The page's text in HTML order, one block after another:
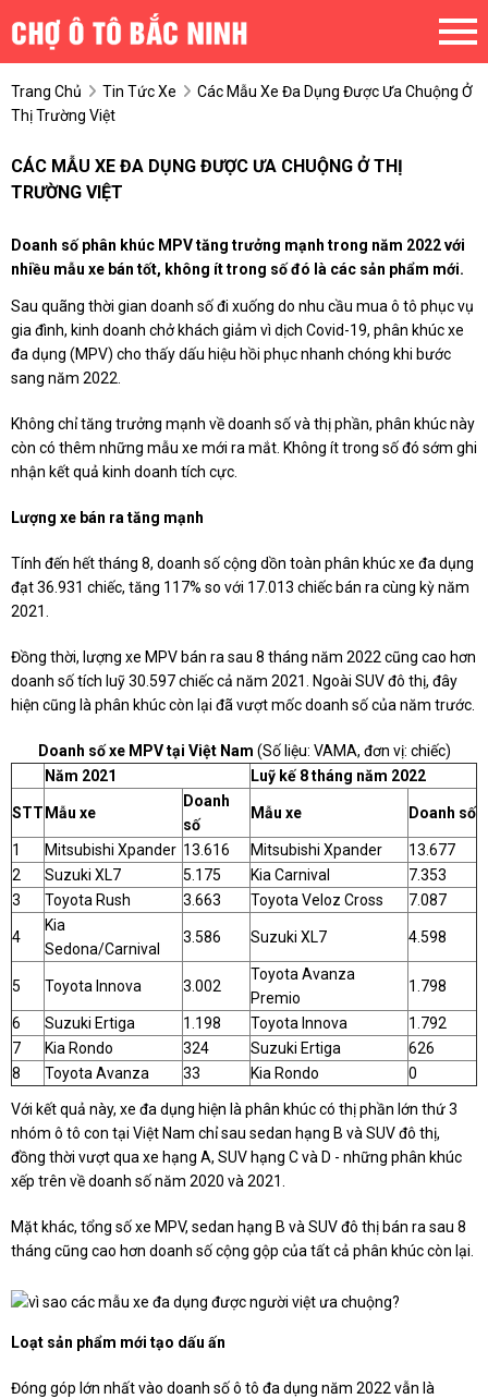
Trang Chủ Tin Tức Xe
Các Mẫu Xe Đa Dụng Được Ưa Chuộng Ở
Thị Trường Việt
CÁC MẪU XE ĐA DỤNG ĐƯỢC ƯA CHUỘNG Ở THỊ
TRƯỜNG VIỆT
Doanh số phân khúc MPV tăng trưởng mạnh trong năm 2022 với
nhiều mẫu xe bán tốt, không ít trong số đó là các sản phẩm mới.
Sau quãng thời gian doanh số đi xuống do nhu cầu mua ô tô phục vụ
gia đình, kinh doanh chở khách giảm vì dịch Covid-19, phân khúc xe
đa dụng (MPV) cho thấy dấu hiệu hồi phục nhanh chóng khi bước
sang năm 2022.
Không chỉ tăng trưởng mạnh về doanh số và thị phần, phân khúc này
còn có thêm những mẫu xe mới ra mắt. Không ít trong số đó sớm ghi
nhận kết quả kinh doanh tích cực.
Lượng xe bán ra tăng mạnh
Tính đến hết tháng 8, doanh số cộng dồn toàn phân khúc xe đa dụng
đạt 36.931 chiếc, tăng 117% so với 17.013 chiếc bán ra cùng kỳ năm
2021.
Đồng thời, lượng xe MPV bán ra sau 8 tháng năm 2022 cũng cao hơn
doanh số tích luỹ 30.597 chiếc cả năm 2021. Ngoài SUV đô thị, đây
hiện cũng là phân khúc còn lại đã vượt mốc doanh số của năm trước.
Doanh số xe MPV tại Việt Nam (Số liệu: VAMA, đơn vị: chiếc)
Năm 2021
Luỹ kế 8 tháng năm 2022
STT Mẫu xe
Doanh
số
Mẫu xe Doanh số
1 Mitsubishi Xpander 13.616 Mitsubishi Xpander
13.677
2
Suzuki XL7 5.175 Kia Carnival
7.353
3
Toyota Rush 3.663 Toyota Veloz Cross 7.087
4
Kia
Sedona/Carnival
3.586 Suzuki XL7 4.598
5 Toyota Innova 3.002
Toyota Avanza
Premio
1.798
6 Suzuki Ertiga 1.198 Toyota Innova
1.792
7
Kia Rondo 324 Suzuki Ertiga
626
8
Toyota Avanza 33 Kia Rondo 0
Với kết quả này, xe đa dụng hiện là phân khúc có thị phần lớn thứ 3
nhóm ô tô con tại Việt Nam chỉ sau sedan hạng B và SUV đô thị,
đồng thời vượt qua xe hạng A, SUV hạng C và D - những phân khúc
xếp trên về doanh số năm 2020 và 2021.
Mặt khác, tổng số xe MPV, sedan hạng B và SUV đô thị bán ra sau 8
tháng cũng cao hơn doanh số cộng gộp của tất cả phân khúc còn lại.
Loạt sản phẩm mới tạo dấu ấn
Đóng góp lớn nhất vào doanh số ô tô đa dụng năm 2022 vẫn là